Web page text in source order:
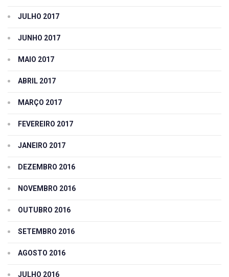
JULHO 2017
JUNHO 2017
MAIO 2017
ABRIL 2017
MARÇO 2017
FEVEREIRO 2017
JANEIRO 2017
DEZEMBRO 2016
NOVEMBRO 2016
OUTUBRO 2016
SETEMBRO 2016
AGOSTO 2016
JULHO 2016